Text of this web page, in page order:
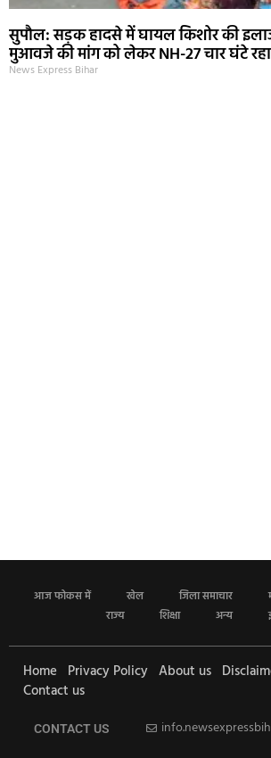
सुपौल: सड़क हादसे में घायल किशोर की
मुआवजे की मांग को लेकर NH-27 चार घंटे
News Express Bihar
आज फोकस में खेल जिला समाचार
राज्य
शिक्षा अन्य
Home Privacy Policy About us
Contact us
CONTACT US